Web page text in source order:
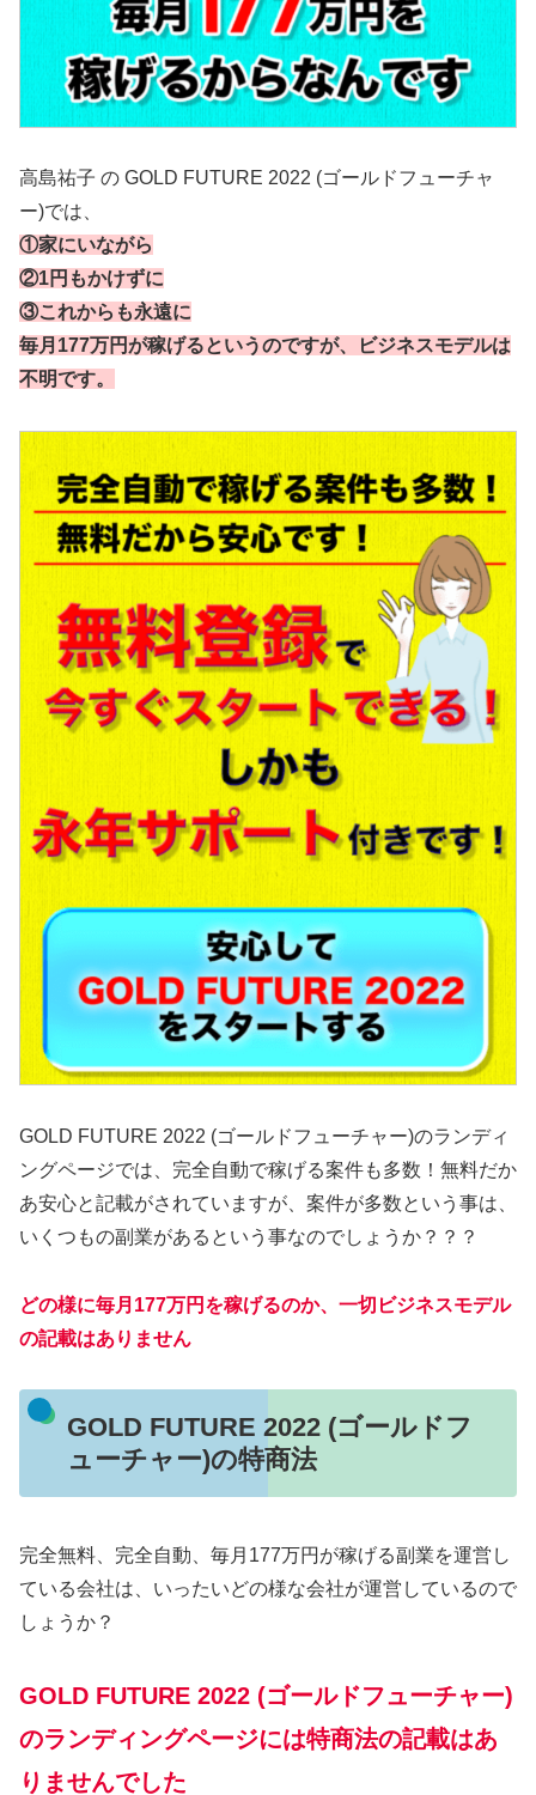
高島祐子 の GOLD FUTURE 2022 (ゴールドフューチャ
ー)では、
①家にいながら
②1円もかけずに
③これからも永遠に
毎月177万円が稼げるというのですが、ビジネスモデルは
不明です。
GOLD FUTURE 2022 (ゴールドフューチャー)のランディ
ングページでは、完全自動で稼げる案件も多数！無料だか
あ安心と記載がされていますが、案件が多数という事は、
いくつもの副業があるという事なのでしょうか？？？
どの様に毎月177万円を稼げるのか、一切ビジネスモデル
の記載はありません
GOLD FUTURE 2022 (ゴールドフ
ューチャー)の特商法
完全無料、完全自動、毎月177万円が稼げる副業を運営し
ている会社は、いったいどの様な会社が運営しているので
しょうか？
GOLD FUTURE 2022 (ゴールドフューチャー)
のランディングページには特商法の記載はあ
りませんでした